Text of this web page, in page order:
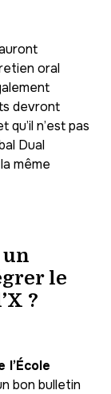
oral
devront
n’est pas
Dual
même
un
le
?
l’École
bon bulletin